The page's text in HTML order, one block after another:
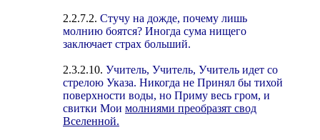
2.2.7.2. Стучу на дожде, почему лишь
молнию боятся? Иногда сума нищего
заключает страх больший.
2.3.2.10. Учитель, Учитель, Учитель идет со
стрелою Указа. Никогда не Принял бы тихой
поверхности воды, но Приму весь гром, и
свитки Мои молниями преобразят свод
Вселенной.